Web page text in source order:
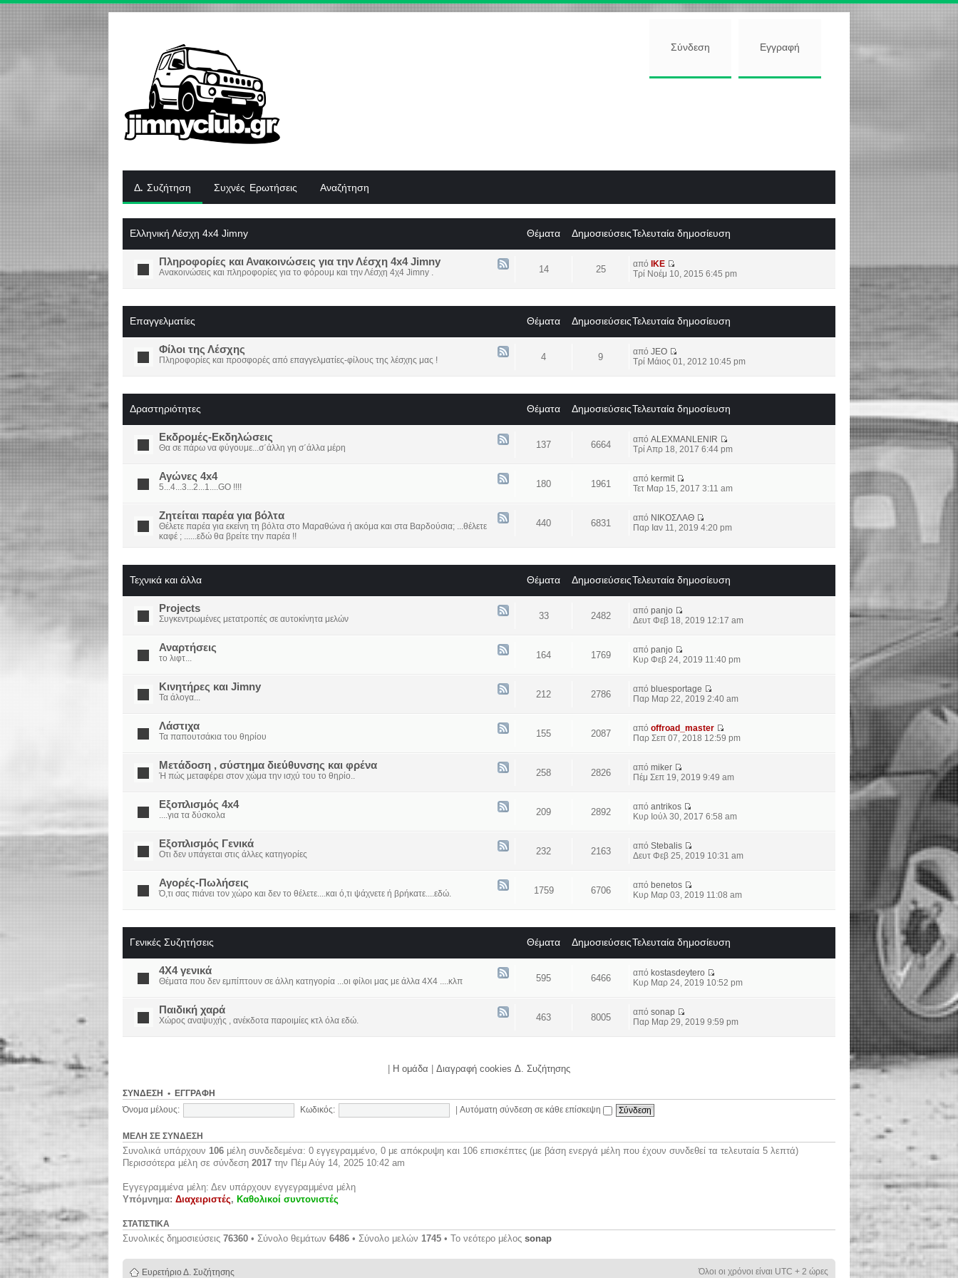
Σύνδεση Εγγραφή
Δ. Συζήτηση Συχνές Ερωτήσεις Αναζήτηση
Ελληνική Λέσχη 4x4 Jimny Θέματα ΔημοσιεύσειςΤελευταία δημοσίευση
Πληροφορίες και Ανακοινώσεις για την Λέσχη 4x4 Jimny
Ανακοινώσεις και πληροφορίες για το φόρουμ και την Λέσχη 4χ4 Jimny . 14 25 από
IKE
Τρί Νοέμ 10, 2015 6:45 pm
Επαγγελματίες Θέματα ΔημοσιεύσειςΤελευταία δημοσίευση
Φίλοι της Λέσχης
Πληροφορίες και προσφορές από επαγγελματίες-φίλους της λέσχης μας ! 4 9 απόJEO
Τρί Μάιος 01, 2012 10:45 pm
Δραστηριότητες Θέματα ΔημοσιεύσειςΤελευταία δημοσίευση
Εκδρομές-Εκδηλώσεις
Θα σε πάρω να φύγουμε...σ΄άλλη γη σ΄άλλα μέρη 137 6664 απόALEXMANLENIR
Τρί Απρ 18, 2017 6:44 pm
Αγώνες 4x4
5...4...3...2...1....GO !!!! 180 1961 από kermit
Τετ Μαρ 15, 2017 3:11 am
Ζητείται παρέα για βόλτα
Θέλετε παρέα για εκείνη τη βόλτα στο Μαραθώνα ή ακόμα και στα Βαρδούσια; ...θέλετε
καφέ ; ......εδώ θα βρείτε την παρέα !!
440 6831 από ΝΙΚΟΣΛΑΘ
Παρ Ιαν 11, 2019 4:20 pm
Τεχνικά και άλλα Θέματα ΔημοσιεύσειςΤελευταία δημοσίευση
Projects
Συγκεντρωμένες μετατροπές σε αυτοκίνητα μελών 33 2482 απόpanjo
Δευτ Φεβ 18, 2019 12:17 am
Αναρτήσεις
το λιφτ... 164 1769 απόpanjo
Κυρ Φεβ 24, 2019 11:40 pm
Κινητήρες και Jimny
Τα άλογα... 212 2786 από bluesportage
Παρ Μαρ 22, 2019 2:40 am
Λάστιχα
Τα παπουτσάκια του θηρίου 155 2087 απόoffroad_master
Παρ Σεπ 07, 2018 12:59 pm
Μετάδοση , σύστημα διεύθυνσης και φρένα
Ή πώς μεταφέρει στον χώμα την ισχύ του το θηρίο.. 258 2826 απόmiker
Πέμ Σεπ 19, 2019 9:49 am
Εξοπλισμός 4x4
....για τα δύσκολα 209 2892 απόantrikos
Κυρ Ιούλ 30, 2017 6:58 am
Εξοπλισμός Γενικά
Οτι δεν υπάγεται στις άλλες κατηγορίες 232 2163 απόStebalis
Δευτ Φεβ 25, 2019 10:31 am
Αγορές-Πωλήσεις
Ό,τι σας πιάνει τον χώρο και δεν το θέλετε....και ό,τι ψάχνετε ή βρήκατε....εδώ. 1759 6706 από benetos
Κυρ Μαρ 03, 2019 11:08 am
Γενικές Συζητήσεις Θέματα ΔημοσιεύσειςΤελευταία δημοσίευση
4X4 γενικά
Θέματα που δεν εμπίπτουν σε άλλη κατηγορία ...οι φίλοι μας με άλλα 4Χ4 ....κλπ 595 6466 από kostasdeytero
Κυρ Μαρ 24, 2019 10:52 pm
Παιδική χαρά
Χώρος αναψυχής , ανέκδοτα παροιμίες κτλ όλα εδώ. 463 8005 απόsonap
Παρ Μαρ 29, 2019 9:59 pm
Η ομάδα Διαγραφή cookies Δ. Συζήτησης
ΣΎΝΔΕΣΗ • ΕΓΓΡΑΦΉ
Όνομα μέλους: Κωδικός: Αυτόματη σύνδεση σε κάθε επίσκεψη
ΜΈΛΗ ΣΕ ΣΎΝΔΕΣΗ
Συνολικά υπάρχουν 106 μέλη συνδεδεμένα: 0 εγγεγραμμένο, 0 με απόκρυψη και 106 επισκέπτες (με βάση ενεργά μέλη που έχουν συνδεθεί τα τελευταία 5 λεπτά)
Περισσότερα μέλη σε σύνδεση 2017 την Πέμ Αύγ 14, 2025 10:42 am
Εγγεγραμμένα μέλη: Δεν υπάρχουν εγγεγραμμένα μέλη
Υπόμνημα: Διαχειριστές, Καθολικοί συντονιστές
ΣΤΑΤΙΣΤΙΚΆ
Συνολικές δημοσιεύσεις 76360 • Σύνολο θεμάτων 6486 • Σύνολο μελών 1745 • Το νεότερο μέλος sonap
Ευρετήριο Δ. Συζήτησης Όλοι οι χρόνοι είναι UTC + 2 ώρες